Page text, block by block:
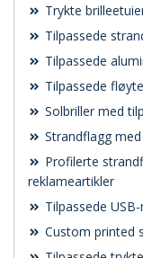
Trykte
Tilpassede
Tilpassede
Tilpassede
Solbriller med
Strandflagg
Profilerte
reklameartikler
Tilpassede
Custom printed